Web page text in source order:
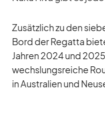
Zu­sätz­lich zu den
Bord der Re­gatta
Jah­ren 2024 und
wechs­lungs­rei­che
in Aus­tra­lien und